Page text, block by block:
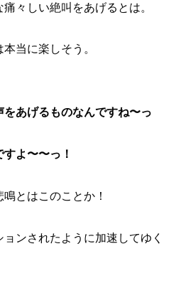
々しい絶叫をあげるとは。
当に楽しそう。
あげるものなんですね〜っ
よ〜〜っ！
とはこのことか！
ンされたように加速してゆく